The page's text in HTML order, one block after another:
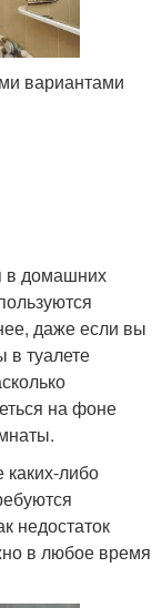
вариантами
в домашних
даже если вы
в туалете
на фоне
каких-либо
недостаток
в любое время